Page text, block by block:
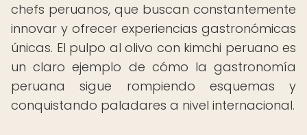
chefs peruanos, que buscan constantemente
innovar y ofrecer experiencias gastronómicas
únicas. El pulpo al olivo con kimchi peruano es
un claro ejemplo de cómo la gastronomía
peruana sigue rompiendo esquemas y
conquistando paladares a nivel internacional.